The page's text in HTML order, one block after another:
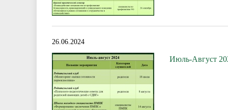
26.06.2024
Июль-Август